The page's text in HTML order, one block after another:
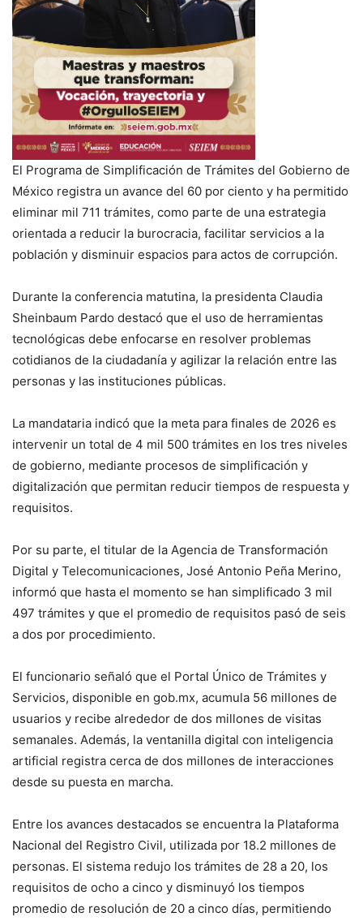
El Programa de Simplificación de Trámites del Gobierno de
México registra un avance del 60 por ciento y ha permitido
eliminar mil 711 trámites, como parte de una estrategia
orientada a reducir la burocracia, facilitar servicios a la
población y disminuir espacios para actos de corrupción.
Durante la conferencia matutina, la presidenta Claudia
Sheinbaum Pardo destacó que el uso de herramientas
tecnológicas debe enfocarse en resolver problemas
cotidianos de la ciudadanía y agilizar la relación entre las
personas y las instituciones públicas.
La mandataria indicó que la meta para finales de 2026 es
intervenir un total de 4 mil 500 trámites en los tres niveles
de gobierno, mediante procesos de simplificación y
digitalización que permitan reducir tiempos de respuesta y
requisitos.
Por su parte, el titular de la Agencia de Transformación
Digital y Telecomunicaciones, José Antonio Peña Merino,
informó que hasta el momento se han simplificado 3 mil
497 trámites y que el promedio de requisitos pasó de seis
a dos por procedimiento.
El funcionario señaló que el Portal Único de Trámites y
Servicios, disponible en gob.mx, acumula 56 millones de
usuarios y recibe alrededor de dos millones de visitas
semanales. Además, la ventanilla digital con inteligencia
artificial registra cerca de dos millones de interacciones
desde su puesta en marcha.
Entre los avances destacados se encuentra la Plataforma
Nacional del Registro Civil, utilizada por 18.2 millones de
personas. El sistema redujo los trámites de 28 a 20, los
requisitos de ocho a cinco y disminuyó los tiempos
promedio de resolución de 20 a cinco días, permitiendo